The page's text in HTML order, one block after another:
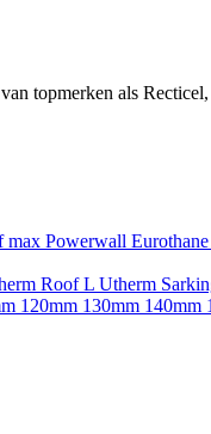
topmerken als
max Powerwall
Roof L Utherm
120mm 130mm 140mm